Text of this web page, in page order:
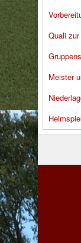
Quali
Meister